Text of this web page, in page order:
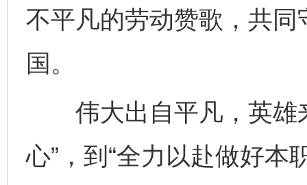
不平凡的劳动赞歌，共
国。
伟大出自平凡，英雄
心”，到“全力以赴做好本